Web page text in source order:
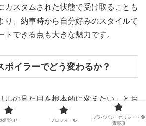
カスタムされた状態で受け取ることも
り、納車時から自分好みのスタイルで
トできる点も大きな魅力です。
ポイラーでどう変わるか？
ルの見た目を根本的に変えたい」とお
品やディーラーオプションによるグリ
お問合せ プロフィール
プライバシーポリシー・免
責事項